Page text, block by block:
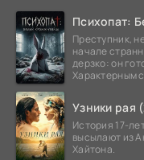
Психопат:
Преступник,
начале
дерзко: он
Характерным
Узники рая
История 17-
высылают из
Хайтона.